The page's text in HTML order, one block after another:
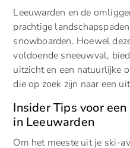
Leeuwarden en de
prachtige
snowboarden. Hoewel
voldoende sneeuwval,
uitzicht en een natuurlijke
die op zoek zijn naar een
Insider Tips voor
in Leeuwarden
Om het meeste uit je ski-